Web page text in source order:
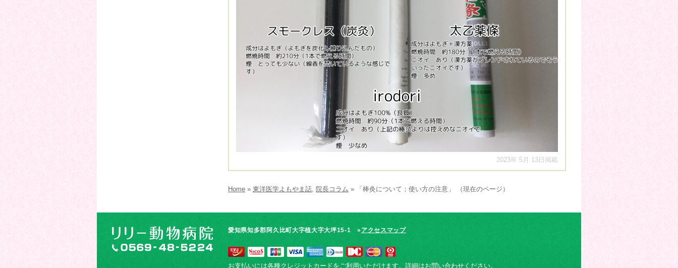
2023年 5月 13日掲載
Home » 東洋医学よもやま話, 院長コラム » 「棒灸について；使い方の注意」 （現在のページ）
愛知県知多郡阿久比町大字植大字大坪15-1 »アクセスマップ
お支払いには各種クレジットカードをご利用いただけます。詳細はお問い合わせください。